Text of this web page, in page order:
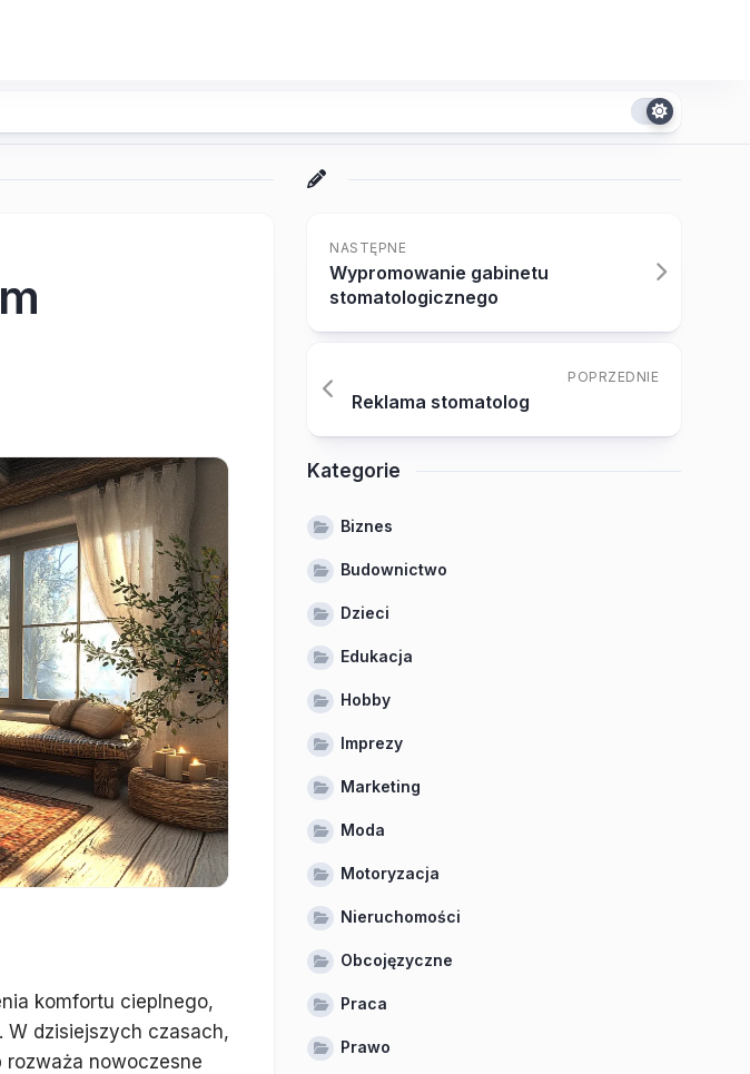
komfortu cieplnego,
dzisiejszych czasach,
nowoczesne
NASTĘPNE
Wypromowanie gabinetu
stomatologicznego
POPRZEDNIE
Reklama stomatolog
Kategorie
Biznes
Budownictwo
Dzieci
Edukacja
Hobby
Imprezy
Marketing
Moda
Motoryzacja
Nieruchomości
Obcojęzyczne
Praca
Prawo